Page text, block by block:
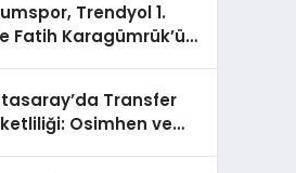
Trendyol 1.
Fatih Karagümrük’ü
Transfer
Osimhen ve